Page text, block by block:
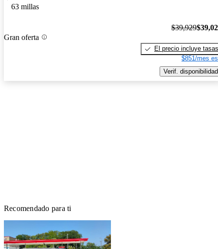
63 millas
Gran oferta
$39,929
El precio incluye tasas
$851/mes
Verif. disponibilidad
Recomendado para ti